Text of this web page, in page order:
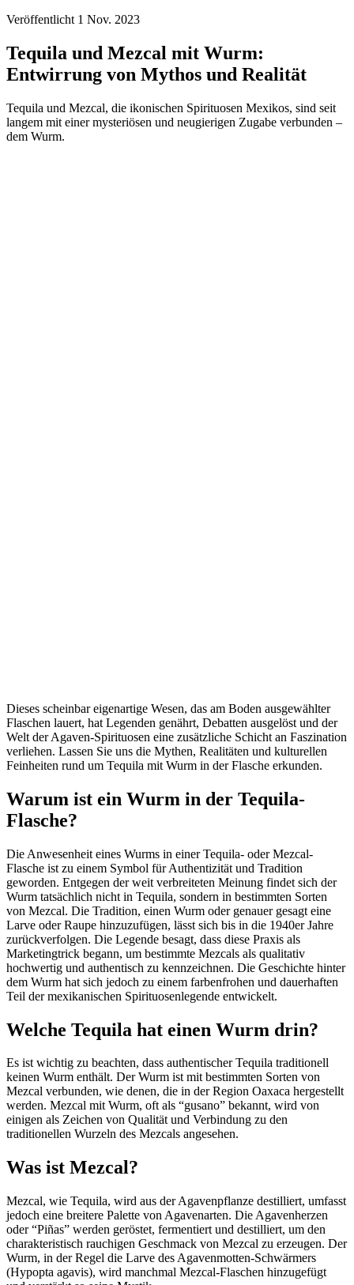
Veröffentlicht 1 Nov. 2023
Tequila und Mezcal mit Wurm:
Entwirrung von Mythos und Realität
Tequila und Mezcal, die ikonischen Spirituosen Mexikos, sind seit
langem mit einer mysteriösen und neugierigen Zugabe verbunden –
dem Wurm.
Dieses scheinbar eigenartige Wesen, das am Boden ausgewählter
Flaschen lauert, hat Legenden genährt, Debatten ausgelöst und der
Welt der Agaven-Spirituosen eine zusätzliche Schicht an Faszination
verliehen. Lassen Sie uns die Mythen, Realitäten und kulturellen
Feinheiten rund um Tequila mit Wurm in der Flasche erkunden.
Warum ist ein Wurm in der Tequila-
Flasche?
Die Anwesenheit eines Wurms in einer Tequila- oder Mezcal-
Flasche ist zu einem Symbol für Authentizität und Tradition
geworden. Entgegen der weit verbreiteten Meinung findet sich der
Wurm tatsächlich nicht in Tequila, sondern in bestimmten Sorten
von Mezcal. Die Tradition, einen Wurm oder genauer gesagt eine
Larve oder Raupe hinzuzufügen, lässt sich bis in die 1940er Jahre
zurückverfolgen. Die Legende besagt, dass diese Praxis als
Marketingtrick begann, um bestimmte Mezcals als qualitativ
hochwertig und authentisch zu kennzeichnen. Die Geschichte hinter
dem Wurm hat sich jedoch zu einem farbenfrohen und dauerhaften
Teil der mexikanischen Spirituosenlegende entwickelt.
Welche Tequila hat einen Wurm drin?
Es ist wichtig zu beachten, dass authentischer Tequila traditionell
keinen Wurm enthält. Der Wurm ist mit bestimmten Sorten von
Mezcal verbunden, wie denen, die in der Region Oaxaca hergestellt
werden. Mezcal mit Wurm, oft als “gusano” bekannt, wird von
einigen als Zeichen von Qualität und Verbindung zu den
traditionellen Wurzeln des Mezcals angesehen.
Was ist Mezcal?
Mezcal, wie Tequila, wird aus der Agavenpflanze destilliert, umfasst
jedoch eine breitere Palette von Agavenarten. Die Agavenherzen
oder “Piñas” werden geröstet, fermentiert und destilliert, um den
charakteristisch rauchigen Geschmack von Mezcal zu erzeugen. Der
Wurm, in der Regel die Larve des Agavenmotten-Schwärmers
(Hypopta agavis), wird manchmal Mezcal-Flaschen hinzugefügt